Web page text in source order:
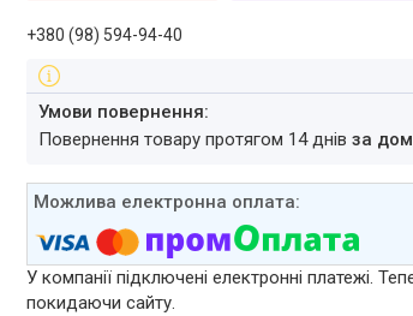
+380 (98) 594-94-40
повернення товару протягом 14 днівза
У компанії підключені електронні платежі.
покидаючи сайту.